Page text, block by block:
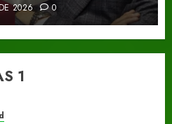
2026 0
1